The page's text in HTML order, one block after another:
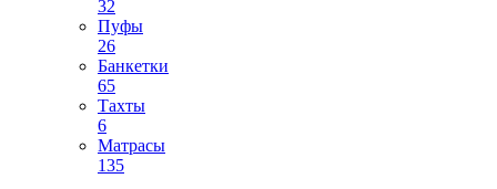
32
Пуфы
26
Банкетки
65
Тахты
6
Матрасы
135